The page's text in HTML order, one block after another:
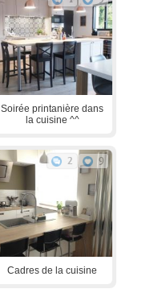
Soirée printanière dans
la cuisine ^^
2 9
Cadres de la cuisine